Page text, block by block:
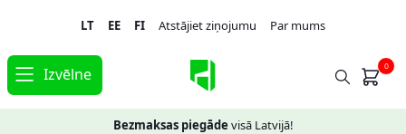
navigation
content
LT EE FI Atstājiet ziņojumu Par mums
Izvēlne 0
Bezmaksas piegāde visā Latvijā!